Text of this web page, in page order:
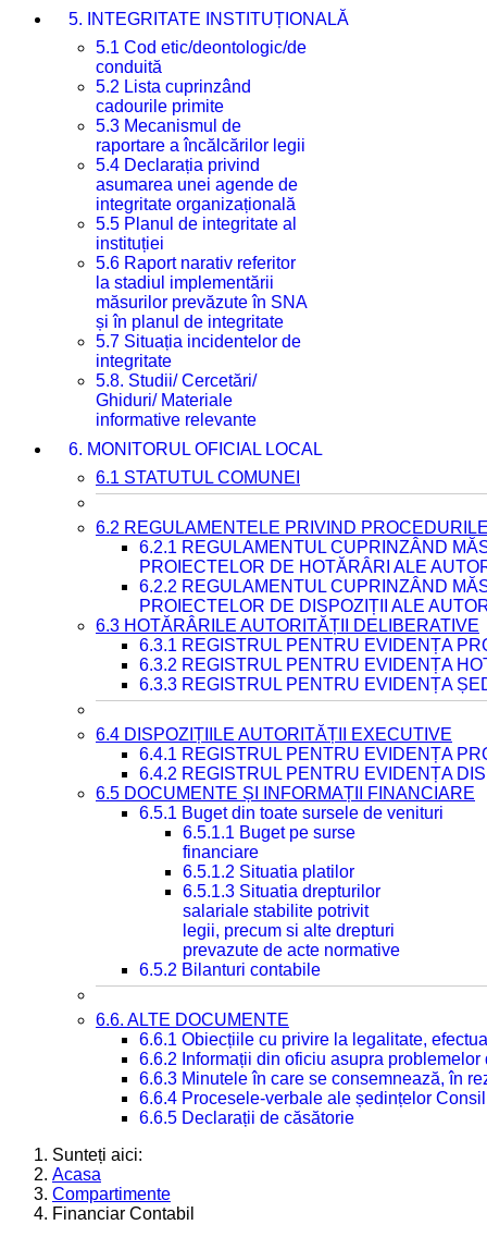
5. INTEGRITATE INSTITUȚIONALĂ
5.1 Cod etic/deontologic/de
conduită
5.2 Lista cuprinzând
cadourile primite
5.3 Mecanismul de
raportare a încălcărilor legii
5.4 Declarația privind
asumarea unei agende de
integritate organizațională
5.5 Planul de integritate al
instituției
5.6 Raport narativ referitor
la stadiul implementării
măsurilor prevăzute în SNA
și în planul de integritate
5.7 Situația incidentelor de
integritate
5.8. Studii/ Cercetări/
Ghiduri/ Materiale
informative relevante
6. MONITORUL OFICIAL LOCAL
6.1 STATUTUL COMUNEI
6.2 REGULAMENTELE PRIVIND
6.2.1 REGULAMENTUL CUPRINZÂND
PROIECTELOR DE HOTĂRÂRI ALE
6.2.2 REGULAMENTUL CUPRINZÂND
PROIECTELOR DE DISPOZIȚII ALE
6.3 HOTĂRÂRILE AUTORITĂȚII DELIBERATIVE
6.3.1 REGISTRUL PENTRU EVIDENȚA
6.3.2 REGISTRUL PENTRU EVIDENȚA
6.3.3 REGISTRUL PENTRU EVIDENȚA
6.4 DISPOZIȚIILE AUTORITĂȚII EXECUTIVE
6.4.1 REGISTRUL PENTRU EVIDENȚA
6.4.2 REGISTRUL PENTRU EVIDENȚA
6.5 DOCUMENTE ȘI INFORMAȚII FINANCIARE
6.5.1 Buget din toate sursele de venituri
6.5.1.1 Buget pe surse
financiare
6.5.1.2 Situatia platilor
6.5.1.3 Situatia drepturilor
salariale stabilite potrivit
legii, precum si alte drepturi
prevazute de acte normative
6.5.2 Bilanturi contabile
6.6. ALTE DOCUMENTE
6.6.1 Obiecțiile cu privire la legalitate,
6.6.2 Informații din oficiu asupra
6.6.3 Minutele în care se consemnează, în
6.6.4 Procesele-verbale ale ședințelor
6.6.5 Declarații de căsătorie
Sunteți aici:
Acasa
Compartimente
Financiar Contabil